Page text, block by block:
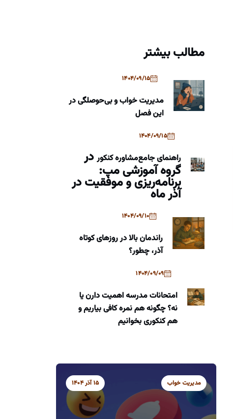
مطالب بیشتر
1404/09/15
مدیریت خواب و بی‌حوصلگی در
این فصل
1404/09/15
راهنمای جامعمشاوره کنکوردر
گروه آموزشی مپ:
برنامه‌ریزی و موفقیت در
آذر ماه
1404/09/10
راندمان بالا در روزهای کوتاه
آذر، چطور؟
1404/09/09
امتحانات مدرسه اهمیت دارن یا
نه؟ چگونه هم نمره کافی بیاریم و
هم کنکوری بخوانیم
مدیریت خواب 15 آذر 1404 مشاوره کنکور